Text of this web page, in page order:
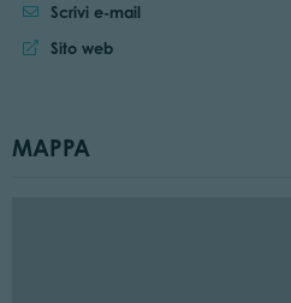
Scrivi e-mail
Sito web:
Sito web
MAPPA